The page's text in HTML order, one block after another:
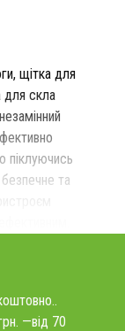
щітка для
для скла
піклуючись
та
—від 70